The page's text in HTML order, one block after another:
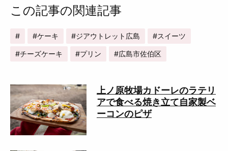
この記事の関連記事
ケーキ ジアウトレット広島 スイーツ
チーズケーキ プリン 広島市佐伯区
上ノ原牧場カドーレのラテリ
アで食べる焼き立て自家製ベ
ーコンのピザ